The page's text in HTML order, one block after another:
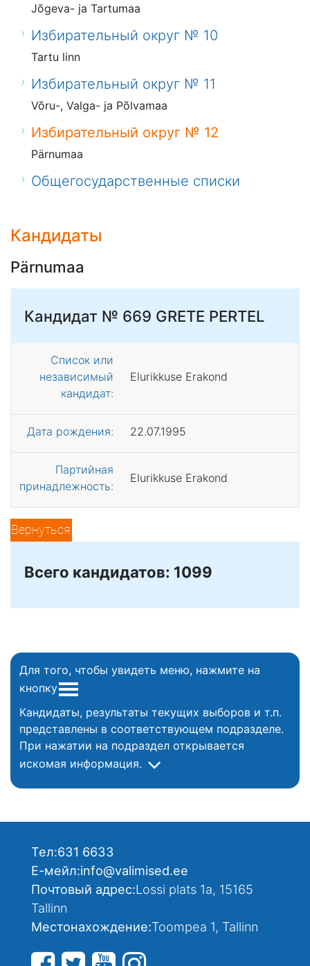
Jõgeva- ja Tartumaa
Избирательный округ № 10
Tartu linn
Избирательный округ № 11
Võru-, Valga- ja Põlvamaa
Избирательный округ № 12
Pärnumaa
Общегосударственные списки
Кандидаты
Pärnumaa
Кандидат № 669 GRETE PERTEL
Список или
независимый
кандидат:
Elurikkuse Erakond
Дата рождения: 22.07.1995
Партийная
принадлежность:
Elurikkuse Erakond
Вернуться
Всего кандидатов: 1099
Для того, чтобы увидеть меню, нажмите на
кнопку
Кандидаты, результаты текущих выборов и т.п.
представлены в соответствующем подразделе.
При нажатии на подраздел открывается
искомая информация.
Тел:631 6633
Е-мейл:info@valimised.ee
Почтовый адрес:Lossi plats 1a, 15165
Tallinn
Местонахождение:Toompea 1, Tallinn